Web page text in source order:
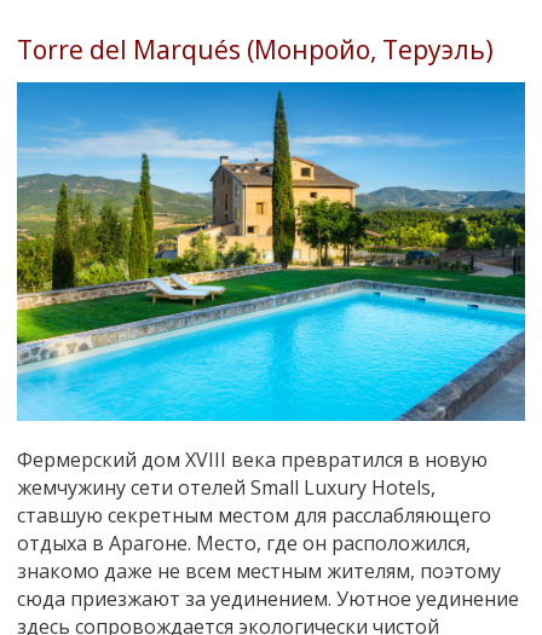
Torre del Marqués (Монройо, Теруэль)
Фермерский дом XVIII века превратился в новую
жемчужину сети отелей Small Luxury Hotels,
ставшую секретным местом для расслабляющего
отдыха в Арагоне. Место, где он расположился,
знакомо даже не всем местным жителям, поэтому
сюда приезжают за уединением. Уютное уединение
здесь сопровождается экологически чистой